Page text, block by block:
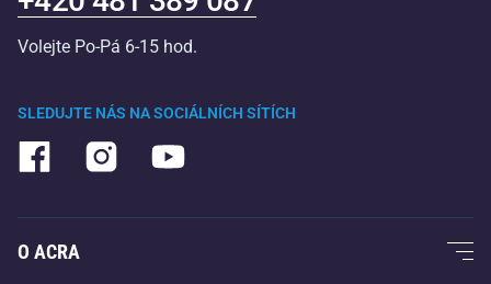
SLEDUJTE NÁS NA SOCIÁLNÍCH SÍTÍCH
Volejte Po-Pá 6-15 hod.
O ACRA